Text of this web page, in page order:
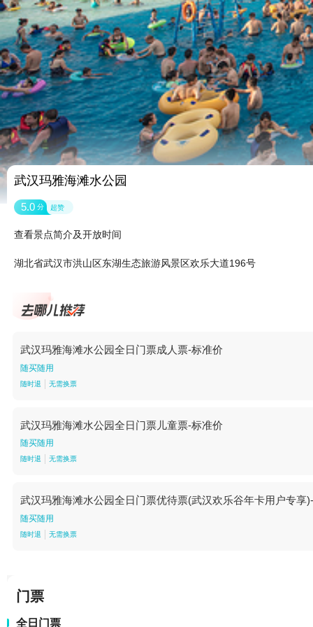
武汉玛雅海滩水公园
5.0 分 超赞
查看景点简介及开放时间
湖北省武汉市洪山区东湖生态旅游风景区欢乐大道196号
武汉玛雅海滩水公园全日门票成人票-标准价
随买随用
随时退 无需换票
武汉玛雅海滩水公园全日门票儿童票-标准价
随买随用
随时退 无需换票
武汉玛雅海滩水公园全日门票优待票(武汉欢乐谷年卡用户专享
随买随用
随时退 无需换票
门票
全日门票